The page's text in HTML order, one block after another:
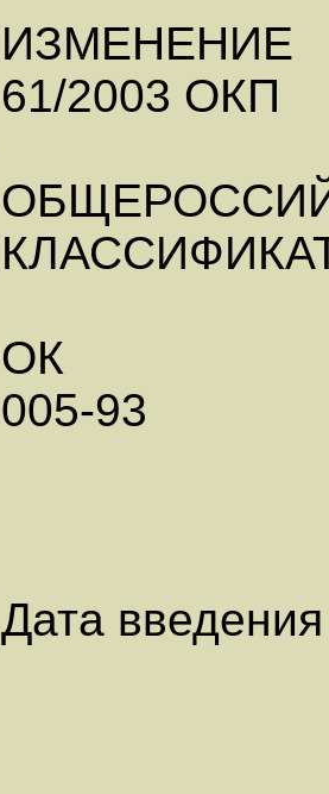
ИЗМЕНЕНИЕ
61/2003 ОКП
ОК
005-93
Дата